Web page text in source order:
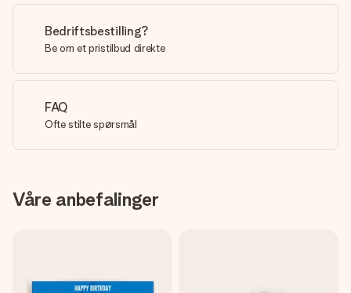
Bedriftsbestilling?
Be om et pristilbud direkte
FAQ
Ofte stilte spørsmål
Våre anbefalinger